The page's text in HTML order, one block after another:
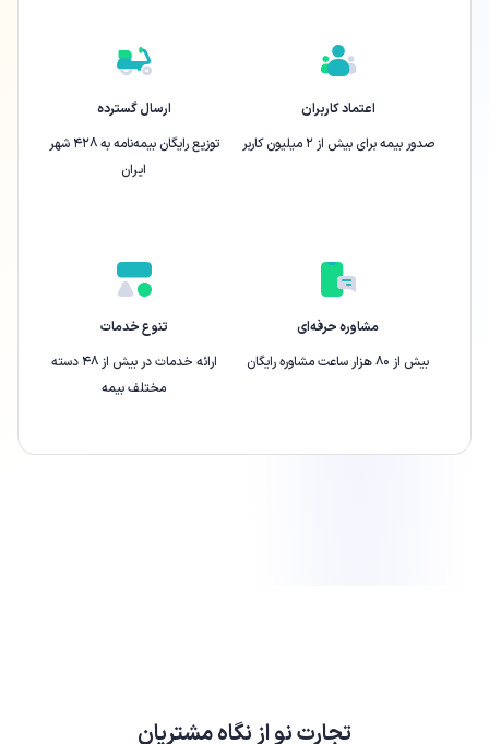
اعتماد کاربران
صدور بیمه برای بیش از ۲ میلیون کاربر
ارسال گسترده
توزیع رایگان بیمه‌نامه به ۴۲۸ شهر
ایران
مشاوره حرفه‌ای
بیش از ۸۰ هزار ساعت مشاوره رایگان
تنوع خدمات
ارائه‌ خدمات در بیش از ۴۸ دسته
مختلف بیمه
تجارت نواز نگاه مشتریان